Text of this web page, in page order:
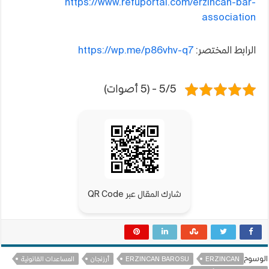
https://www.refuportal.com/erzincan-bar-
association
الرابط المختصر: https://wp.me/p86vhv-q7
5/5 - (5 أصوات)
شارك المقال عبر QR Code
الوسوم ERZINCAN
ERZINCAN BAROSU أرزنجان
المساعدات القانونية